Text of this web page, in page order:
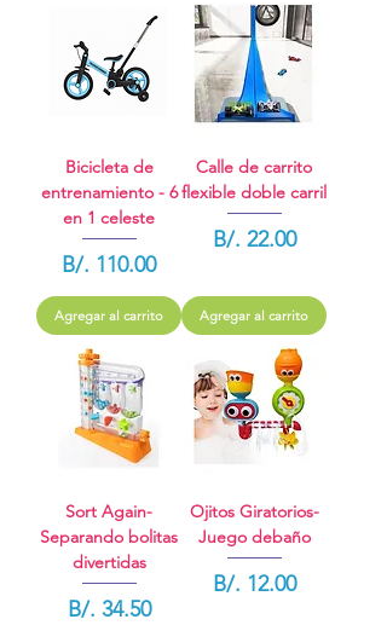
Bicicleta de
entrenamiento - 6
en 1 celeste
Precio
B/. 110.00
Agregar al carrito
Calle de carrito
flexible doble carril
Precio
B/. 22.00
Agregar al carrito
Sort Again-
Separando bolitas
divertidas
Precio
B/. 34.50
Ojitos Giratorios-
Juego debaño
Precio
B/. 12.00